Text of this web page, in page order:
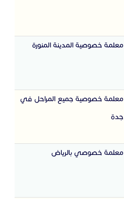
معلمة خصوصية المدينة المنورة
معلمة خصوصية جميع المراحل في
جدة
معلمة خصوصي بالرياض